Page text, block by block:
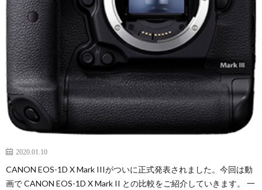
2020.01.10
CANON EOS-1D X Mark IIIがついに正式発表されました。今回は動
画で CANON EOS-1D X Mark II との比較をご紹介していきます。 一